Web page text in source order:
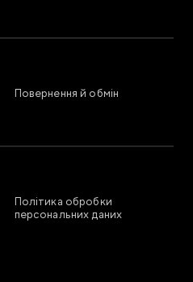
Повернення й обмін
Політика обробки
персональних даних